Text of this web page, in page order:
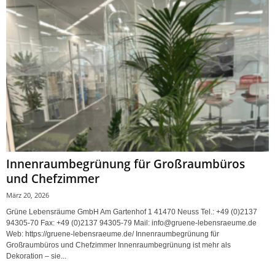
Innenraumbegrünung für Großraumbüros
und Chefzimmer
März 20, 2026
Grüne Lebensräume GmbH Am Gartenhof 1 41470 Neuss Tel.: +49 (0)2137
94305-70 Fax: +49 (0)2137 94305-79 Mail: info@gruene-lebensraeume.de
Web: https://gruene-lebensraeume.de/ Innenraumbegrünung für
Großraumbüros und Chefzimmer Innenraumbegrünung ist mehr als
Dekoration – sie...